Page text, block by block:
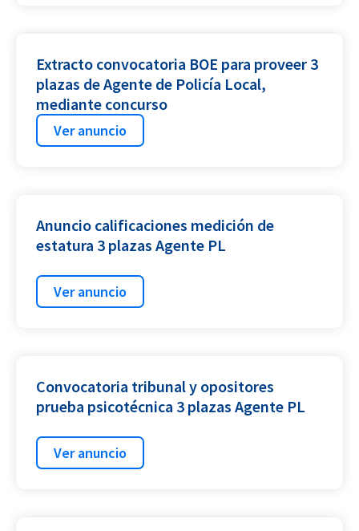
Extracto convocatoria BOE para proveer 3
plazas de Agente de Policía Local,
mediante concurso
Ver anuncio
Anuncio calificaciones medición de
estatura 3 plazas Agente PL
Ver anuncio
Convocatoria tribunal y opositores
prueba psicotécnica 3 plazas Agente PL
Ver anuncio